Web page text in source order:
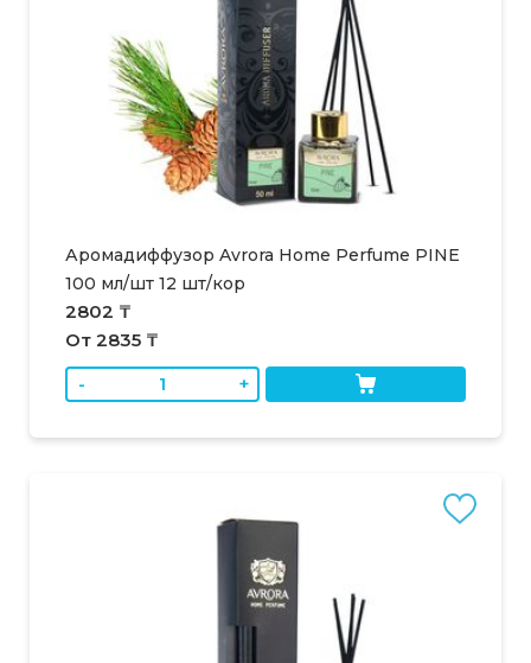
Аромадиффузор Avrora Home Perfume PINE
100 мл/шт 12 шт/кор
2802 ₸
От 2835 ₸
-
+